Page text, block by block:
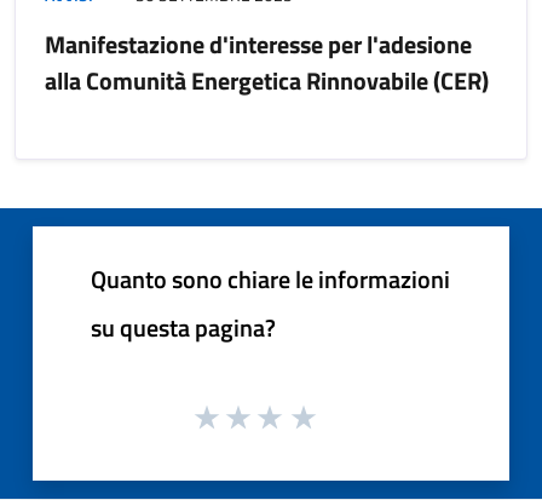
Manifestazione d'interesse per l'adesione
alla Comunità Energetica Rinnovabile (CER)
Quanto sono chiare le informazioni
su questa pagina?